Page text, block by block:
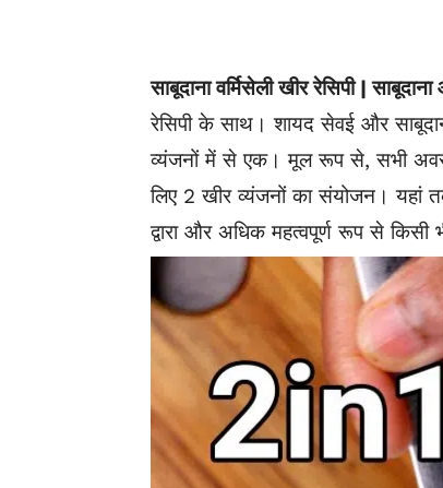
साबूदाना वर्मिसेली खीर रेसिपी |
रेसिपी के साथ। शायद सेवई और
व्यंजनों में से एक। मूल रूप से, सभी
लिए 2 खीर व्यंजनों का संयोजन। यहां
द्वारा और अधिक महत्वपूर्ण रूप से